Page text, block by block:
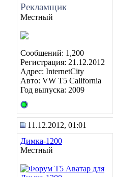
Рекламщик
Местный
Сообщений: 1,200
Регистрация: 21.12.2012
Адрес: InternetCity
Авто: VW T5 California
Год выпуска: 2009
11.12.2012, 01:01
Димка-1200
Местный